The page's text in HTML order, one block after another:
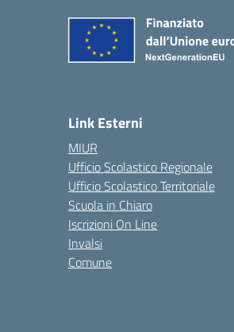
Link Esterni
MIUR
Ufficio Scolastico Regionale
Ufficio Scolastico Territoriale
Scuola in Chiaro
Iscrizioni On Line
Invalsi
Comune